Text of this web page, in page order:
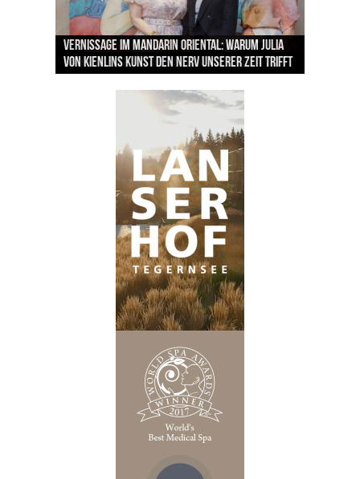
Neue Sommerterrasse im Ludwigpalais: Wird das
MAUI zum neuen Hotspot für Münchner
Sommerabende?
Vernissage im Mandarin Oriental: Warum Julia
von Kienlins Kunst den Nerv unserer Zeit trifft
Backstage mit Wagner-Star Klaus Florian Vogt
Zu Gast im Fränk’ness: Sternekoch Alexander
Herrmann lädt krebskranke Kinder ein
Warum München gerade zum Treffpunkt der
Lingerie-Branche wurde